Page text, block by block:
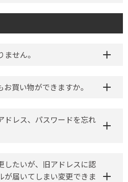
せん。
買い物ができますか。
ドレス、パスワードを忘れ
したいが、旧アドレスに認
が届いてしまい変更できま